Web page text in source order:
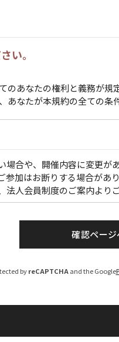
い。
あなたの権利と義務が規
あなたが本規約の全ての条
場合や、開催内容に変更
加はお断りする場合があり
人会員制度のご案内より
にてお送りいたします。（
を修正のうえ、請求書を発
byreCAPTCHAand the Google